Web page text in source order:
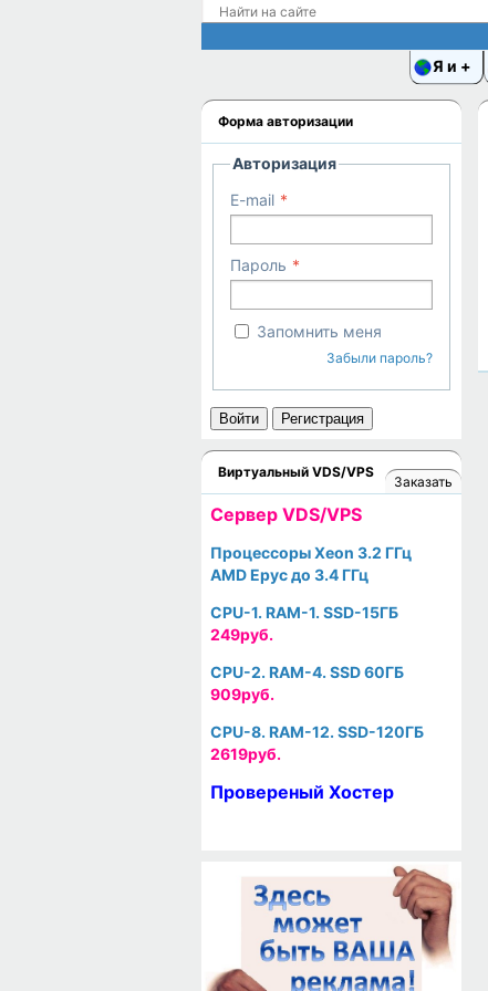
Я и
Форма авторизации
Авторизация
E-mail
Пароль
Запомнить меня
Забыли пароль?
Войти Регистрация
Виртуальный VDS/VPS
Заказать
Cервер VDS/VPS
Процессоры Xeon 3.2 ГГц
AMD Epyc до 3.4 ГГц
CPU-1. RAM-1. SSD-15ГБ
249руб.
CPU-2. RAM-4. SSD 60ГБ
909руб.
CPU-8. RAM-12. SSD-120ГБ
2619руб.
Провереный Хостер